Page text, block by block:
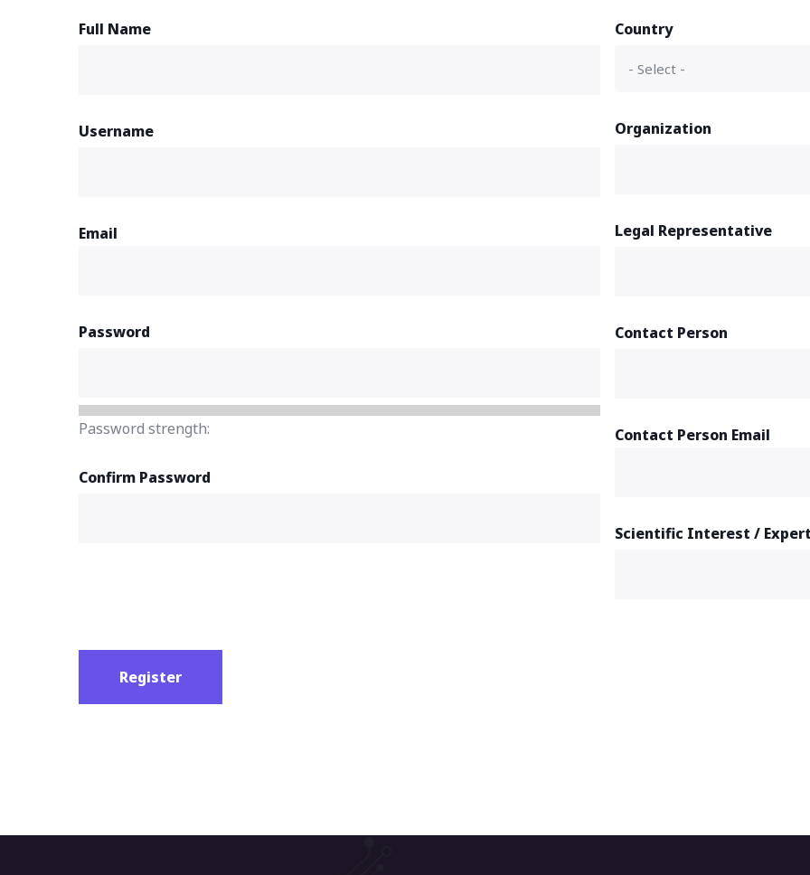
Full Name
Username
Email
Password
Password strength:
Confirm Password
Country
Organization
Legal Representative
Contact Person
Contact Person Email
Scientific Interest /